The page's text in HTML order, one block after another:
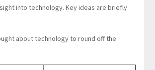
into technology. Key ideas are briefly
about technology to round off the